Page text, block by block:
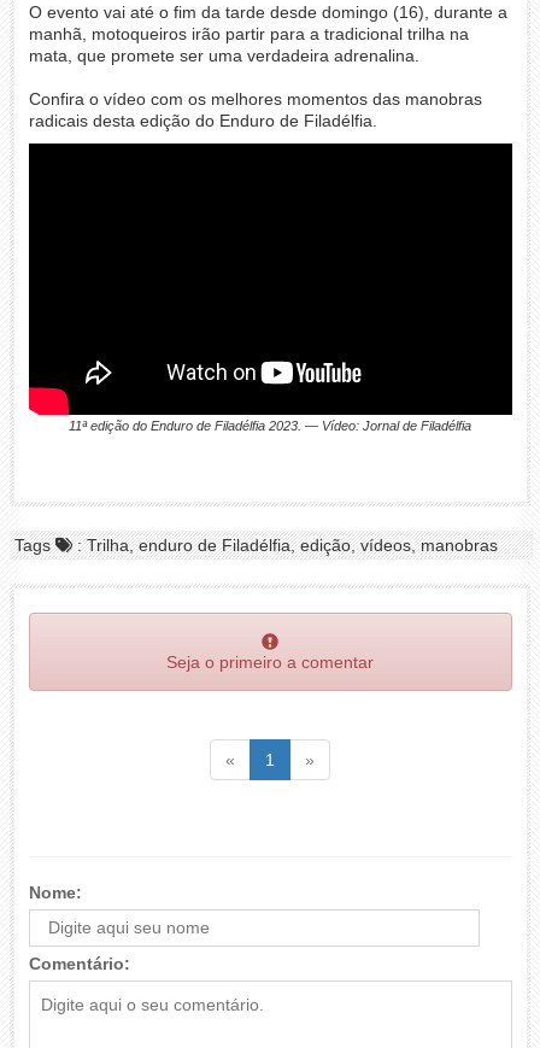
O evento vai até o fim da tarde desde domingo (16), durante a
manhã, motoqueiros irão partir para a tradicional trilha na
mata, que promete ser uma verdadeira adrenalina.
Confira o vídeo com os melhores momentos das manobras
radicais desta edição do Enduro de Filadélfia.
11ª edição do Enduro de Filadélfia 2023. — Vídeo: Jornal de Filadélfia
Tags : Trilha, enduro de Filadélfia, edição, vídeos, manobras
Seja o primeiro a comentar
« Voltar1 (atual)
»
Nome:
Comentário: